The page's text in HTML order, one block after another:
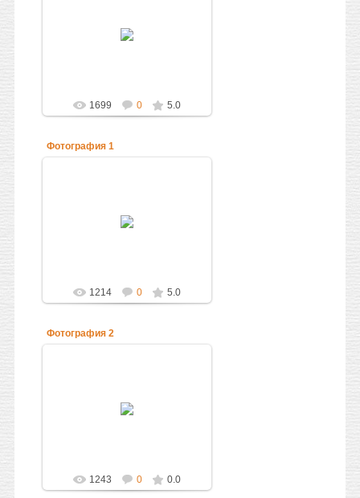
мечеть
1699 0 5.0
Фотография 1
Кааба
1214 0 5.0
Фотография 2
Равза и Кааба
1243 0 0.0